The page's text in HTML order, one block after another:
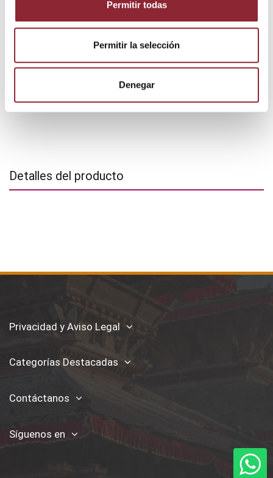
Permitir todas
Permitir la selección
Denegar
DESCUBRE NUESTRA TIENDA FÍSICA
Detalles del producto
Privacidad y Aviso Legal
Categorías Destacadas
Contáctanos
Síguenos en